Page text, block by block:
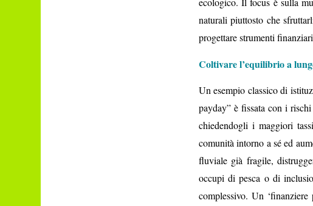
naturali piuttosto che
progettare strumenti
Coltivare l’equilibrio a
Un esempio classico di
payday” è fissata con i
chiedendogli i maggiori
comunità intorno a sé ed
fluviale già fragile,
occupi di pesca o di
complessivo. Un